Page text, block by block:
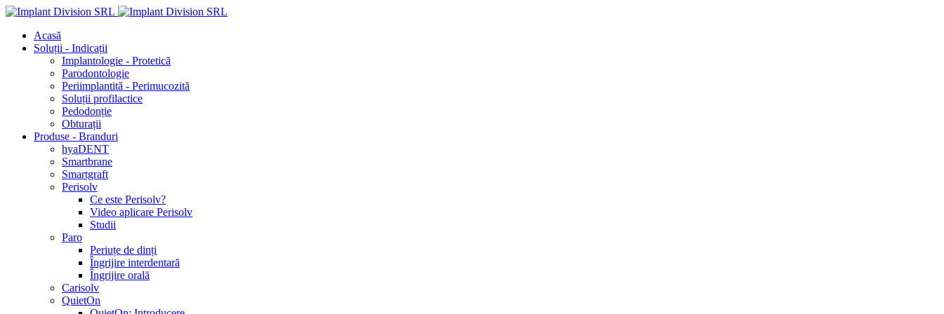
Acasă
Soluții - Indicații
Implantologie - Protetică
Parodontologie
Periimplantită - Perimucozită
Soluții profilactice
Pedodonție
Obturații
Produse - Branduri
hyaDENT
Smartbrane
Smartgraft
Perisolv
Ce este Perisolv?
Video aplicare Perisolv
Studii
Paro
Periuțe de dinți
Îngrijire interdentară
Îngrijire orală
Carisolv
QuietOn